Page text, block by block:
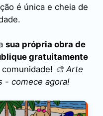
é única e cheia de
sua própria obra de
gratuitamente
🎨 Arte
- comece agora!